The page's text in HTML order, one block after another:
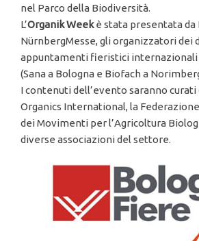
nel Parco della Biodiversità.
L’Organik Weekè stata presentata da
NürnbergMesse, gli organizzatori dei
appuntamenti fieristici internazionali
(Sana a Bologna e Biofach a
I contenuti dell’evento saranno curati
Organics International, la
dei Movimenti per l’Agricoltura
diverse associazioni del settore.